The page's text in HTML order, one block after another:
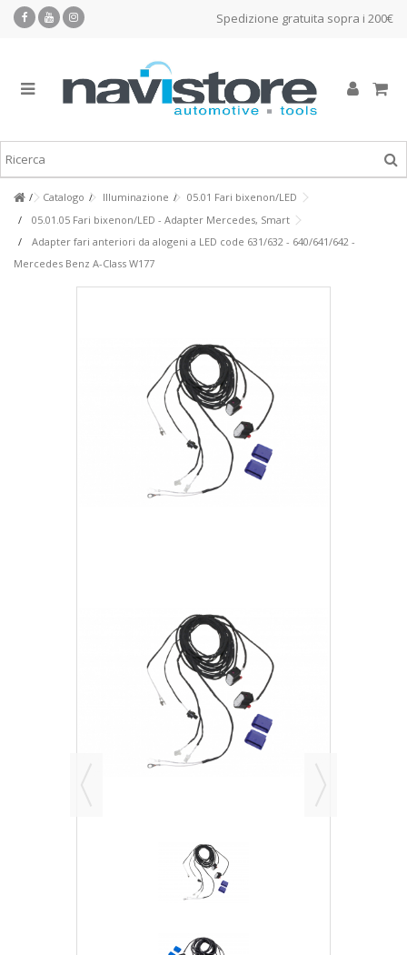
Spedizione gratuita sopra i 200€
Catalogo Illuminazione
05.01 Fari bixenon/LED
05.01.05 Fari bixenon/LED - Adapter Mercedes, Smart
Adapter fari anteriori da alogeni a LED code 631/632 - 640/641/642 -
Mercedes Benz A-Class W177